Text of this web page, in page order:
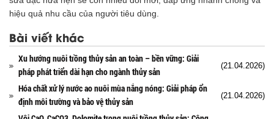
hiệu quả nhu cầu của người tiêu dùng.
Bài viết khác
Xu hướng nuôi trồng thủy sản an toàn – bền vững: Giải
pháp phát triển dài hạn cho ngành thủy sản
(21.04.2026)
Hóa chất xử lý nước ao nuôi mùa nắng nóng: Giải pháp ổn
định môi trường và bảo vệ thủy sản
(21.04.2026)